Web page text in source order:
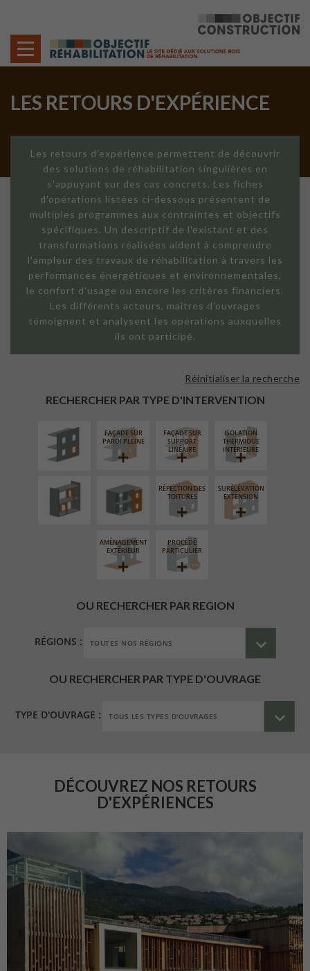
LES RETOURS D'EXPÉRIENCE
Les retours d'expérience permettent de découvrir
des solutions de réhabilitation singulières en
s'appuyant sur des cas concrets. Les fiches
d'opérations listées ci-dessous présentent de
multiples programmes aux contraintes et objectifs
spécifiques. Un descriptif de l'existant et des
transformations réalisées aident à comprendre
l'ampleur des travaux de réhabilitation à travers les
performances énergétiques et environnementales,
le confort d'usage ou encore les critères financiers.
Les différents acteurs, maîtres d'ouvrages
témoignent et analysent les opérations auxquelles
ils ont participé.
RECHERCHER PAR TYPE D'INTERVENTION
Réinitialiser la recherche
EXTÉRIEURE
FAÇADE SUR
PAROI PLEINE
FAÇADE SUR
SUPPORT
LINÉAIRE
ISOLATION
THERMIQUE
INTÉRIEURE
RÉAMÉNAGEMENT
INTÉRIEUR
FERMETURE
LOGGIAS
RÉFECTION DES
TOITURES
SURÉLÉVATION
EXTENSION
AMÉNAGEMENT
EXTÉRIEUR
PROCÉDÉ
PARTICULIER
OU RECHERCHER PAR REGION
RÉGIONS :
OU RECHERCHER PAR TYPE D'OUVRAGE
TYPE D'OUVRAGE :
DÉCOUVREZ NOS RETOURS
D'EXPÉRIENCES